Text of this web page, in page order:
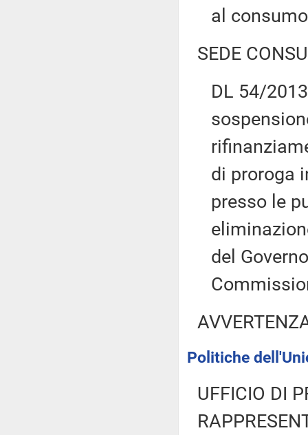
al
SEDE
DL 54/
di proroga
presso le
del
Politiche
UFFICIO DI